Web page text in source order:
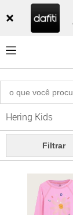
Hering Kids
Filtrar